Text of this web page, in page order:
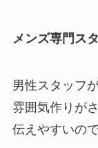
メンズ専門ス
男性スタッフ
雰囲気作りが
伝えやすいの